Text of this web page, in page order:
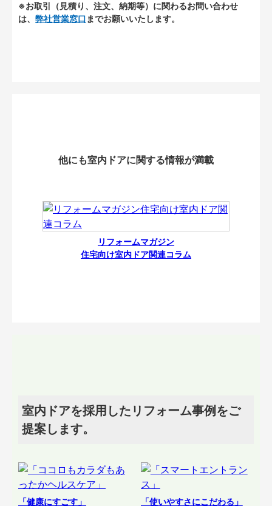
※お取引（見積り、注文、納期等）に関わるお問い合わせ
は、 弊社営業窓口 までお願いいたします。
他にも室内ドアに関する情報が満載
リフォームマガジン
住宅向け室内ドア関連コラム
室内ドアを採用したリフォーム事例をご
提案します。
「健康にすごす」 「使いやすさにこだわる」